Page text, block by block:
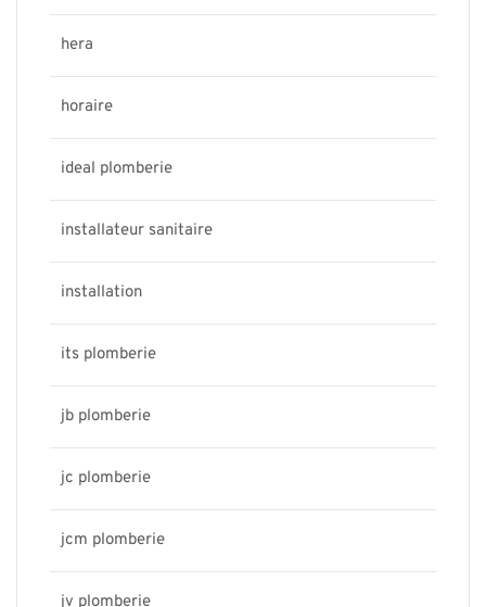
hera
horaire
ideal plomberie
installateur sanitaire
installation
its plomberie
jb plomberie
jc plomberie
jcm plomberie
jv plomberie